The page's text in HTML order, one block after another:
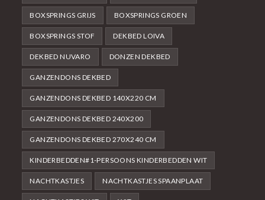
BOXSPRINGS GRIJS BOXSPRINGS GROEN
BOXSPRINGS STOF DEKBED LOIVA
DEKBED NUVARO DONZEN DEKBED
GANZENDONS DEKBED
GANZENDONS DEKBED 140X220 CM
GANZENDONS DEKBED 240X200
GANZENDONS DEKBED 270X240 CM
KINDERBEDDEN#1-PERSOONS KINDERBEDDEN WIT
NACHTKASTJES NACHTKASTJES SPAANPLAAT